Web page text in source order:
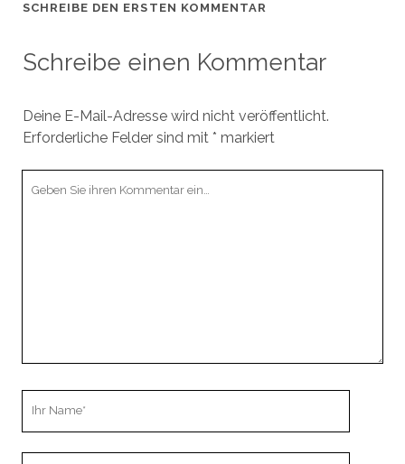
SCHREIBE DEN ERSTEN KOMMENTAR
Schreibe einen Kommentar
Deine E-Mail-Adresse wird nicht veröffentlicht.
Erforderliche Felder sind mit * markiert